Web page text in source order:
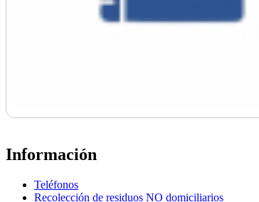
Información
Teléfonos
Recolección de residuos NO domiciliarios